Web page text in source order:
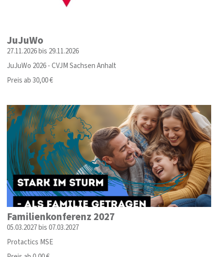
JuJuWo
27.11.2026 bis 29.11.2026
JuJuWo 2026 - CVJM Sachsen Anhalt
Preis ab 30,00 €
Familienkonferenz 2027
05.03.2027 bis 07.03.2027
Protactics MSE